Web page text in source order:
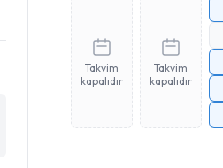
Takvim
kapalıdır
Takvim
kapalıdır